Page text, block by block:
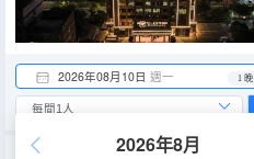
2026年08月10日 週一 1 晚
2026年8月